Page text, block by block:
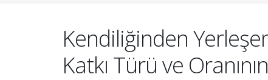
Kendiliğinden
Katkı Türü ve